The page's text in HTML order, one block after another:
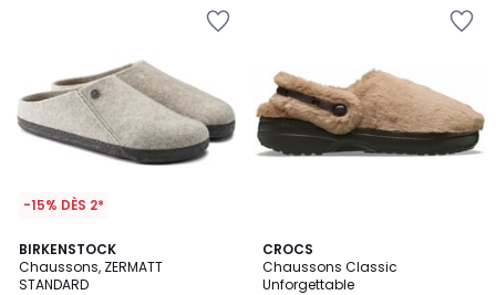
-15% DÈS 2*
BIRKENSTOCK
Chaussons, ZERMATT
STANDARD
CROCS
Chaussons Classic
Unforgettable
4,2
/ 5